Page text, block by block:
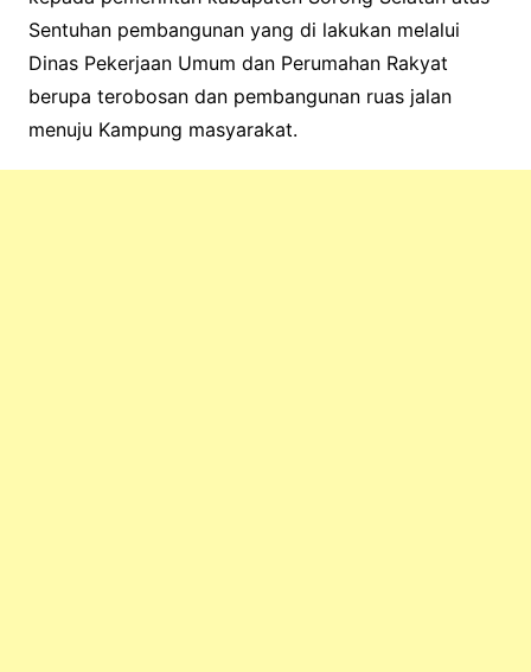
Sentuhan pembangunan yang di lakukan melalui
Dinas Pekerjaan Umum dan Perumahan Rakyat
berupa terobosan dan pembangunan ruas jalan
menuju Kampung masyarakat.